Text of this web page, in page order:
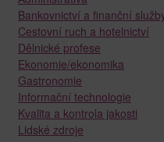
Bankovnictví a finanční
Cestovní ruch a hotelnictví
Dělnické profese
Ekonomie/ekonomika
Gastronomie
Informační technologie
Kvalita a kontrola jakosti
Lidské zdroje